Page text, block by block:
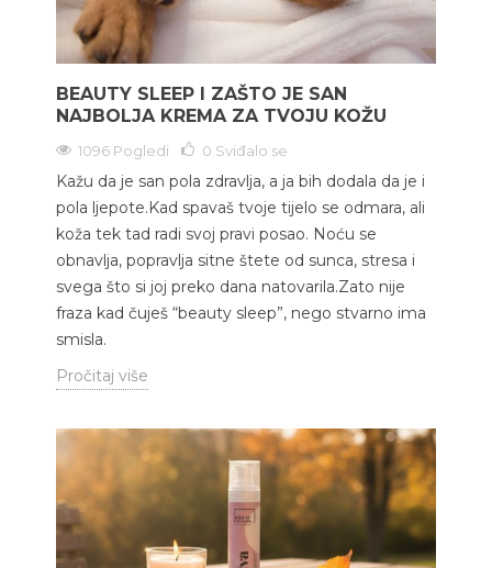
BEAUTY SLEEP I ZAŠTO JE SAN
NAJBOLJA KREMA ZA TVOJU KOŽU
1096 Pogledi 0 Sviđalo se
Kažu da je san pola zdravlja, a ja bih dodala da je i
pola ljepote.Kad spavaš tvoje tijelo se odmara, ali
koža tek tad radi svoj pravi posao. Noću se
obnavlja, popravlja sitne štete od sunca, stresa i
svega što si joj preko dana natovarila.Zato nije
fraza kad čuješ “beauty sleep”, nego stvarno ima
smisla.
Pročitaj više